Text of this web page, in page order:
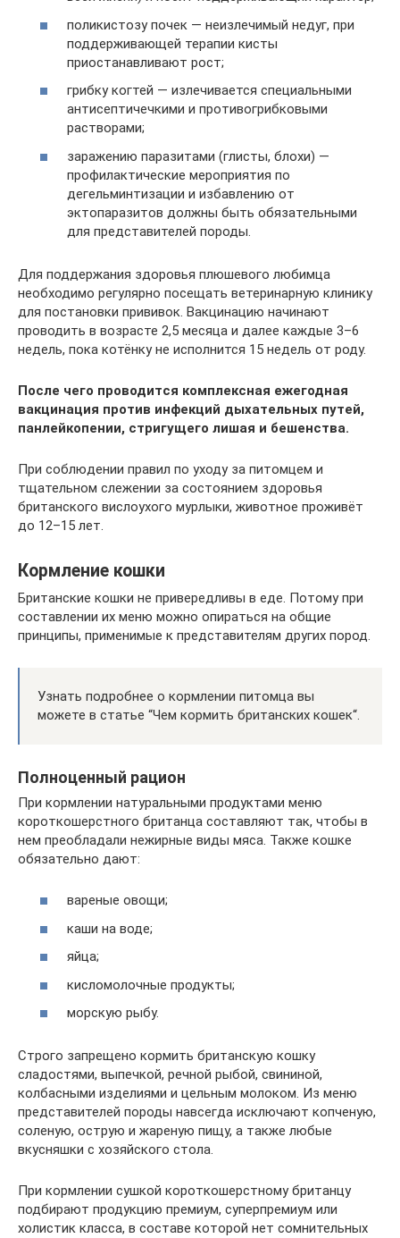
поликистозу почек — неизлечимый недуг, при
поддерживающей терапии кисты
приостанавливают рост;
грибку когтей — излечивается специальными
антисептичечкими и противогрибковыми
растворами;
заражению паразитами (глисты, блохи) —
профилактические мероприятия по
дегельминтизации и избавлению от
эктопаразитов должны быть обязательными
для представителей породы.
Для поддержания здоровья плюшевого любимца
необходимо регулярно посещать ветеринарную клинику
для постановки прививок. Вакцинацию начинают
проводить в возрасте 2,5 месяца и далее каждые 3–6
недель, пока котёнку не исполнится 15 недель от роду.
После чего проводится комплексная ежегодная
вакцинация против инфекций дыхательных путей,
панлейкопении, стригущего лишая и бешенства.
При соблюдении правил по уходу за питомцем и
тщательном слежении за состоянием здоровья
британского вислоухого мурлыки, животное проживёт
до 12–15 лет.
Кормление кошки
Британские кошки не привередливы в еде. Потому при
составлении их меню можно опираться на общие
принципы, применимые к представителям других пород.
Узнать подробнее о кормлении питомца вы
можете в статье “Чем кормить британских кошек“.
Полноценный рацион
При кормлении натуральными продуктами меню
короткошерстного британца составляют так, чтобы в
нем преобладали нежирные виды мяса. Также кошке
обязательно дают:
вареные овощи;
каши на воде;
яйца;
кисломолочные продукты;
морскую рыбу.
Строго запрещено кормить британскую кошку
сладостями, выпечкой, речной рыбой, свининой,
колбасными изделиями и цельным молоком. Из меню
представителей породы навсегда исключают копченую,
соленую, острую и жареную пищу, а также любые
вкусняшки с хозяйского стола.
При кормлении сушкой короткошерстному британцу
подбирают продукцию премиум, суперпремиум или
холистик класса, в составе которой нет сомнительных